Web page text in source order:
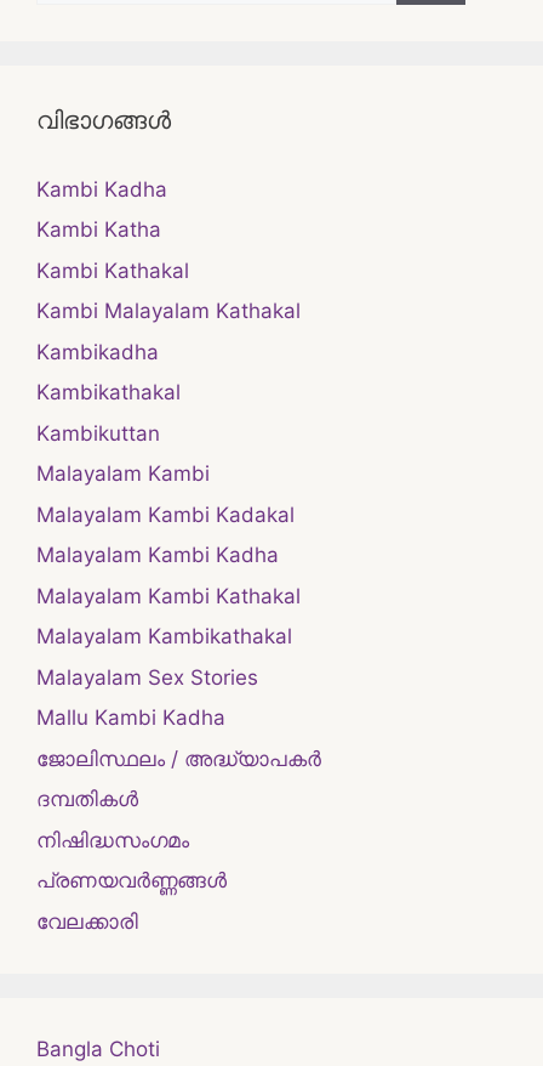
വിഭാഗങ്ങൾ
Kambi Kadha
Kambi Katha
Kambi Kathakal
Kambi Malayalam Kathakal
Kambikadha
Kambikathakal
Kambikuttan
Malayalam Kambi
Malayalam Kambi Kadakal
Malayalam Kambi Kadha
Malayalam Kambi Kathakal
Malayalam Kambikathakal
Malayalam Sex Stories
Mallu Kambi Kadha
ജോലിസ്ഥലം / അദ്ധ്യാപകർ
ദമ്പതികള്‍
നിഷിദ്ധസംഗമം
പ്രണയവർണ്ണങ്ങൾ
വേലക്കാരി
Bangla Choti